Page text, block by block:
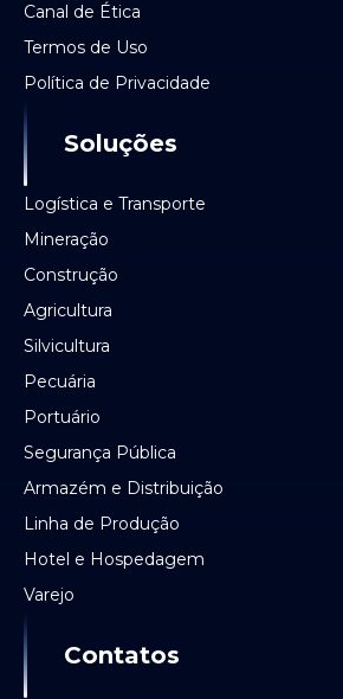
Canal de Ética
Termos de Uso
Política de Privacidade
Soluções
Logística e Transporte
Mineração
Construção
Agricultura
Silvicultura
Pecuária
Portuário
Segurança Pública
Armazém e Distribuição
Linha de Produção
Hotel e Hospedagem
Varejo
Contatos